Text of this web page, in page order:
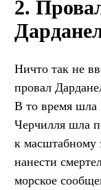
2.
Ничто так не
провал
В то время шла
Черчилля шла
к масштабному
нанести
морское